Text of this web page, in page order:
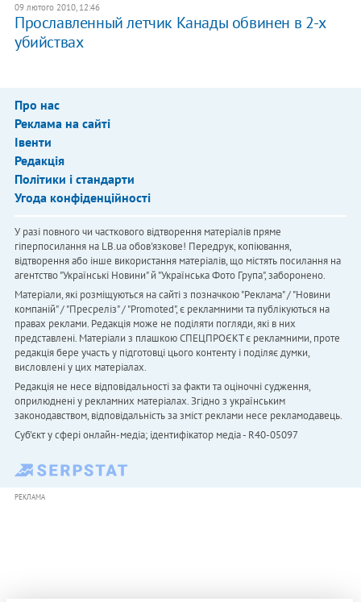
09 лютого 2010, 12:46
Прославленный летчик Канады обвинен в 2-х
убийствах
Про нас
Реклама на сайті
Івенти
Редакція
Політики і стандарти
Угода конфіденційності
У разі повного чи часткового відтворення матеріалів пряме
гіперпосилання на LB.ua обов'язкове! Передрук, копіювання,
відтворення або інше використання матеріалів, що містять посилання на
агентство "Українськi Новини" й "Українська Фото Група", заборонено.
Матеріали, які розміщуються на сайті з позначкою "Реклама" / "Новини
компаній" / "Пресреліз" / "Promoted", є рекламними та публікуються на
правах реклами. Редакція може не поділяти погляди, які в них
представлені. Матеріали з плашкою СПЕЦПРОЄКТ є рекламними, проте
редакція бере участь у підготовці цього контенту і поділяє думки,
висловлені у цих матеріалах.
Редакція не несе відповідальності за факти та оціночні судження,
оприлюднені у рекламних матеріалах. Згідно з українським
законодавством, відповідальність за зміст реклами несе рекламодавець.
Cуб'єкт у сфері онлайн-медіа; ідентифікатор медіа - R40-05097
РЕКЛАМА